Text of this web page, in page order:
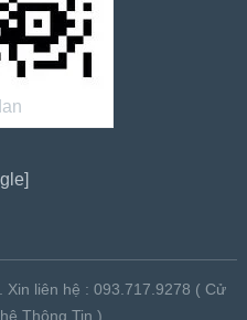
Xin liên hệ : 093.717.9278 ( Cử
Thông Tin )